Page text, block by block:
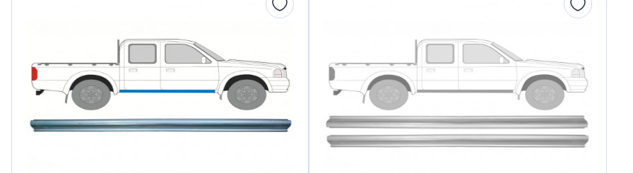
Renault
Skoda
Suzuki
Tesla